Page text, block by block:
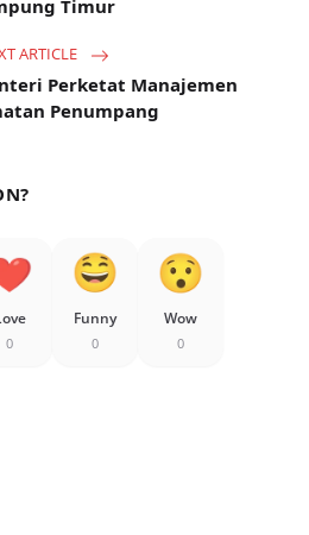
Timur
ARTICLE
Perketat Manajemen
Penumpang
0
Funny
0
Wow
0